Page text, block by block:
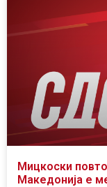
Мицкоски
Македонија е